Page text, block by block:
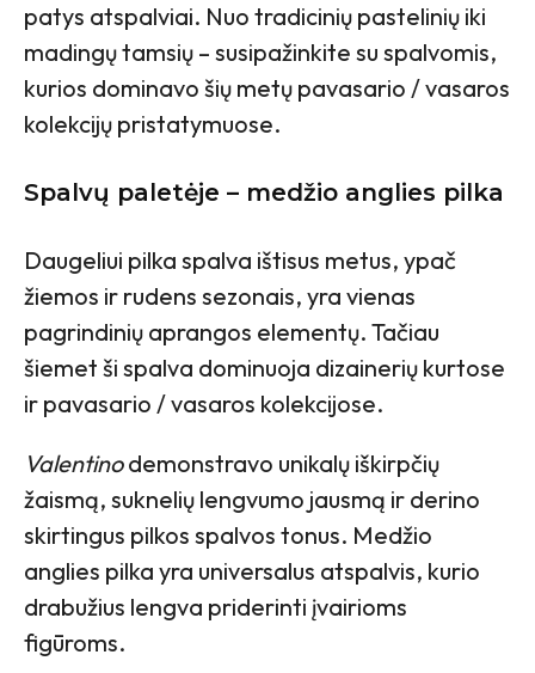
patys atspalviai. Nuo tradicinių pastelinių iki
madingų tamsių – susipažinkite su spalvomis,
kurios dominavo šių metų pavasario / vasaros
kolekcijų pristatymuose.
Spalvų paletėje – medžio anglies pilka
Daugeliui pilka spalva ištisus metus, ypač
žiemos ir rudens sezonais, yra vienas
pagrindinių aprangos elementų. Tačiau
šiemet ši spalva dominuoja dizainerių kurtose
ir pavasario / vasaros kolekcijose.
Valentinodemonstravo unikalų iškirpčių
žaismą, suknelių lengvumo jausmą ir derino
skirtingus pilkos spalvos tonus. Medžio
anglies pilka yra universalus atspalvis, kurio
drabužius lengva priderinti įvairioms
figūroms.